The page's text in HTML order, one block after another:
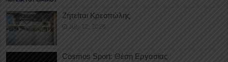
Ζητείται Κρεοπώλης
July 12, 2026
Cosmos Sport: Θέση Εργασίας